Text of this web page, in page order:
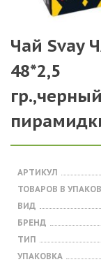
Чай Svay
48*2,5
АРТИКУЛ
ТОВАРОВ В
ВИД
БРЕНД
ТИП
УПАКОВКА